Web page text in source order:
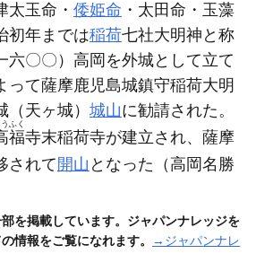
太玉命・ 倭姫命 ・太田命・玉藻
初年までは稲荷七社大明神と称
六〇〇） 高岡を外城として立て
って薩摩鹿児島城鎮守稲荷大明
（天ヶ城） 城山に勧請された。
福
ふく
寺末稲荷寺が建立され、薩摩
されて開山 となった （高岡名勝
を掲載しています。ジャパンナレッジを
情報をご覧になれます。
→ジャパンナレ